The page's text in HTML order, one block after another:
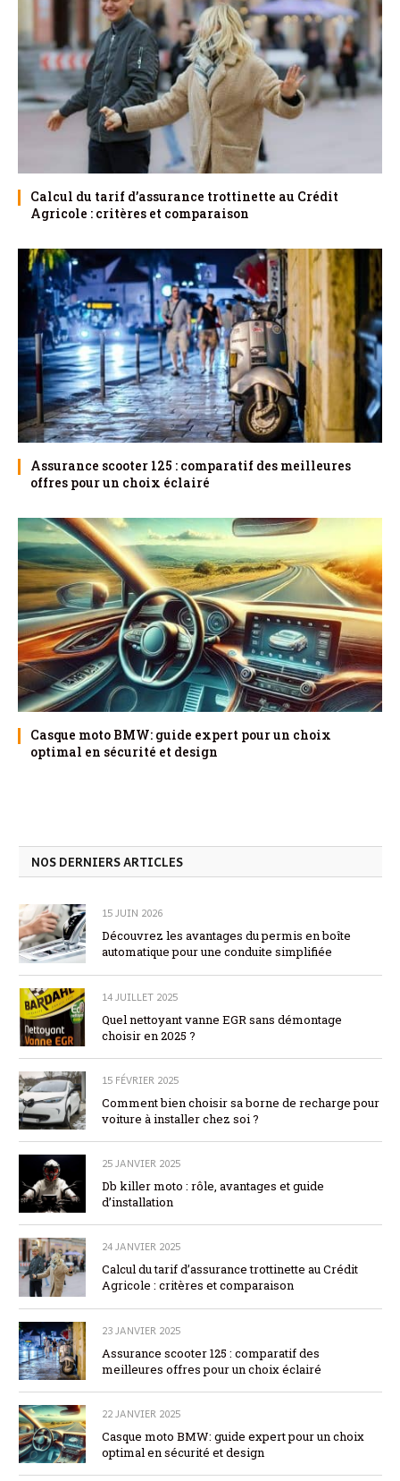
Calcul du tarif d’assurance trottinette au Crédit
Agricole : critères et comparaison
Assurance scooter 125 : comparatif des meilleures
offres pour un choix éclairé
Casque moto BMW: guide expert pour un choix
optimal en sécurité et design
NOS DERNIERS ARTICLES
15 JUIN 2026
Découvrez les avantages du permis en boîte
automatique pour une conduite simplifiée
14 JUILLET 2025
Quel nettoyant vanne EGR sans démontage
choisir en 2025 ?
15 FÉVRIER 2025
Comment bien choisir sa borne de recharge pour
voiture à installer chez soi ?
25 JANVIER 2025
Db killer moto : rôle, avantages et guide
d’installation
24 JANVIER 2025
Calcul du tarif d’assurance trottinette au Crédit
Agricole : critères et comparaison
23 JANVIER 2025
Assurance scooter 125 : comparatif des
meilleures offres pour un choix éclairé
22 JANVIER 2025
Casque moto BMW: guide expert pour un choix
optimal en sécurité et design